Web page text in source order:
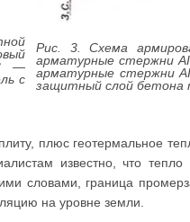
3 —
с
Рис. 3. Схема
арматурные стержни
арматурные стержни
защитный слой
плюс геотермальное
известно, что
словами, граница
на уровне земли.